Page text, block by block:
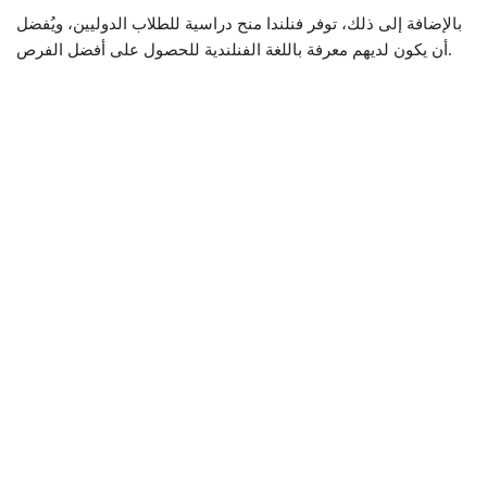
بالإضافة إلى ذلك، توفر فنلندا منح دراسية للطلاب الدوليين، ويُفضل
أن يكون لديهم معرفة باللغة الفنلندية للحصول على أفضل الفرص.